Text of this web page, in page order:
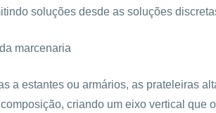
soluções desde as soluções
marcenaria
a estantes ou armários, as prateleiras
criando um eixo vertical que